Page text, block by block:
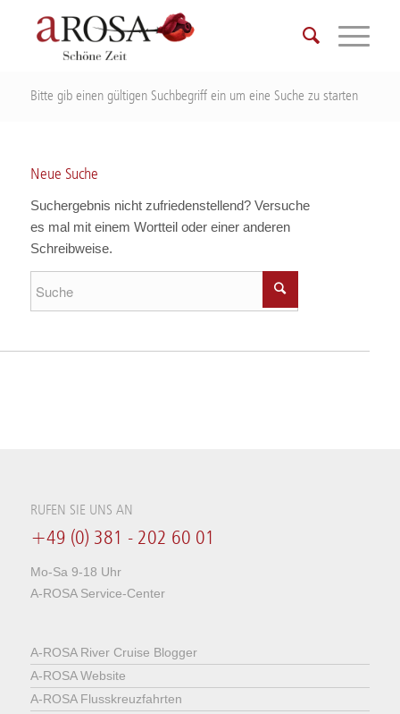
Bitte gib einen gültigen Suchbegriff ein um eine Suche zu starten
Neue Suche
Suchergebnis nicht zufriedenstellend? Versuche
es mal mit einem Wortteil oder einer anderen
Schreibweise.
RUFEN SIE UNS AN
+49 (0) 381 - 202 60 01
Mo-Sa 9-18 Uhr
A-ROSA Service-Center
A-ROSA River Cruise Blogger
A-ROSA Website
A-ROSA Flusskreuzfahrten